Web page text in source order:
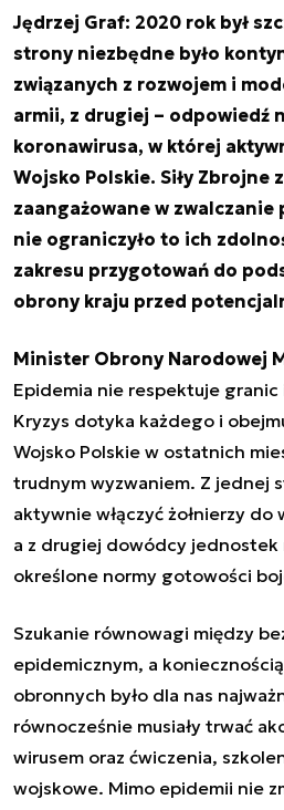
Jędrzej Graf: 2020 rok był
strony niezbędne było
związanych z rozwojem i
armii, z drugiej – odpowiedź
koronawirusa, w której
Wojsko Polskie. Siły Zbrojne
zaangażowane w zwalczanie
nie ograniczyło to ich
zakresu przygotowań do
obrony kraju przed
Minister Obrony Narodowej
Epidemia nie respektuje granic
Kryzys dotyka każdego i
Wojsko Polskie w ostatnich
trudnym wyzwaniem. Z jednej
aktywnie włączyć żołnierzy do
a z drugiej dowódcy jednostek
określone normy gotowości
Szukanie równowagi między
epidemicznym, a
obronnych było dla nas
równocześnie musiały trwać
wirusem oraz ćwiczenia,
wojskowe. Mimo epidemii nie